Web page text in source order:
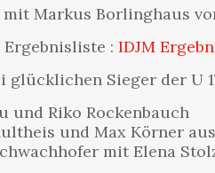
Markus Borlinghaus
:IDJM
glücklichen Sieger der U
und Riko Rockenbauch
und Max Körner
mit Elena